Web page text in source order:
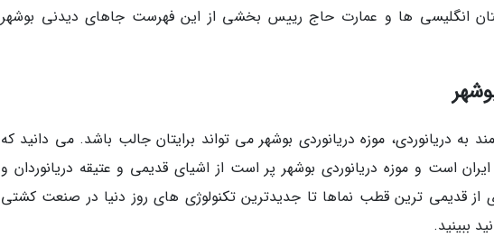
انگلیسی ها و عمارت حاج رییس بخشی از این فهرست جاهای دیدنی بوشهر
به دریانوردی، موزه دریانوردی بوشهر می تواند برایتان جالب باشد. می دانید که
است و موزه دریانوردی بوشهر پر است از اشیای قدیمی و عتیقه دریانوردان و
از قدیمی ترین قطب نماها تا جدیدترین تکنولوژی های روز دنیا در صنعت کشتی
ببینید.